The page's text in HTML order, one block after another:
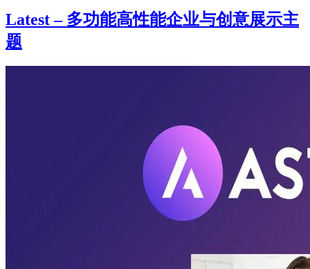
Latest – 多功能高性能企业与创意展示主
题